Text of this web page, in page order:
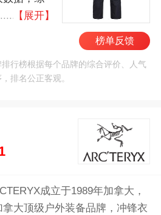
年滑雪
前十名
NORTH
，供您参
【展开】
榜单反馈
行榜根据每个品牌的综合评价、人气
排名公正客观。
成立于1989年加拿大，
大顶级户外装备品牌，冲锋衣